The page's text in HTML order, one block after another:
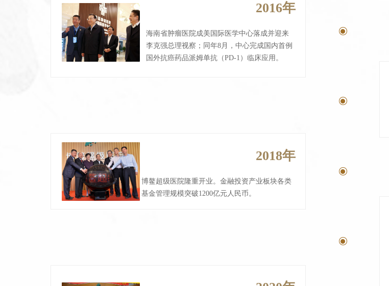
2018年
博鳌超级医院隆重开业。金融投资产业板块各类
基金管理规模突破1200亿元人民币。
2016年
海南省肿瘤医院成美国际医学中心落成并迎来
李克强总理视察；同年8月，中心完成国内首例
国外抗癌药品派姆单抗（PD-1）临床应用。
ꀉ
ꀉ
ꀉ
ꀉ